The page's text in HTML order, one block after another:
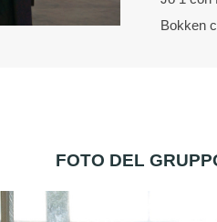
Bokken
FOTO DEL